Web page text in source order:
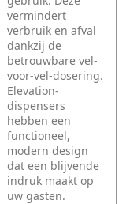
vermindert
verbruik en afval
dankzij de
betrouwbare vel-
voor-vel-dosering.
Elevation-
dispensers
hebben een
functioneel,
modern design
dat een blijvende
indruk maakt op
uw gasten.